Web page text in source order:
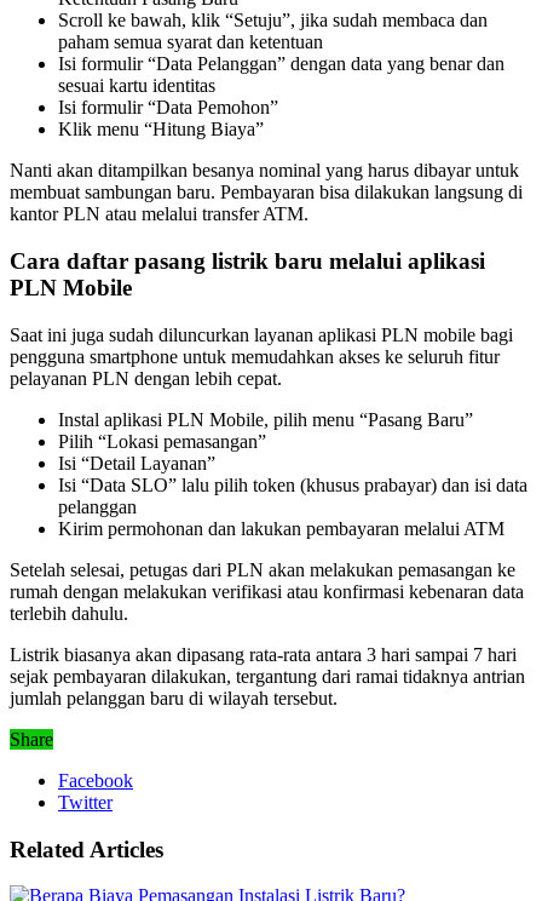
Scroll ke bawah, klik “Setuju”, jika sudah membaca dan
paham semua syarat dan ketentuan
Isi formulir “Data Pelanggan” dengan data yang benar dan
sesuai kartu identitas
Isi formulir “Data Pemohon”
Klik menu “Hitung Biaya”
Nanti akan ditampilkan besanya nominal yang harus dibayar untuk
membuat sambungan baru. Pembayaran bisa dilakukan langsung di
kantor PLN atau melalui transfer ATM.
Cara daftar pasang listrik baru melalui aplikasi
PLN Mobile
Saat ini juga sudah diluncurkan layanan aplikasi PLN mobile bagi
pengguna smartphone untuk memudahkan akses ke seluruh fitur
pelayanan PLN dengan lebih cepat.
Instal aplikasi PLN Mobile, pilih menu “Pasang Baru”
Pilih “Lokasi pemasangan”
Isi “Detail Layanan”
Isi “Data SLO” lalu pilih token (khusus prabayar) dan isi data
pelanggan
Kirim permohonan dan lakukan pembayaran melalui ATM
Setelah selesai, petugas dari PLN akan melakukan pemasangan ke
rumah dengan melakukan verifikasi atau konfirmasi kebenaran data
terlebih dahulu.
Listrik biasanya akan dipasang rata-rata antara 3 hari sampai 7 hari
sejak pembayaran dilakukan, tergantung dari ramai tidaknya antrian
jumlah pelanggan baru di wilayah tersebut.
Share
Facebook
Twitter
Related Articles